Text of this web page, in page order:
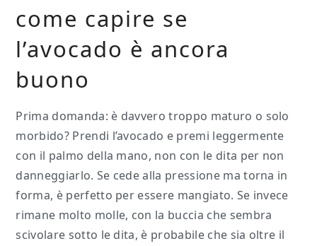
come capire se
l’avocado è ancora
buono
Prima domanda: è davvero troppo maturo o solo
morbido? Prendi l’avocado e premi leggermente
con il palmo della mano, non con le dita per non
danneggiarlo. Se cede alla pressione ma torna in
forma, è perfetto per essere mangiato. Se invece
rimane molto molle, con la buccia che sembra
scivolare sotto le dita, è probabile che sia oltre il